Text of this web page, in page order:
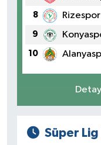
8 Rizespor
9
10
Süper